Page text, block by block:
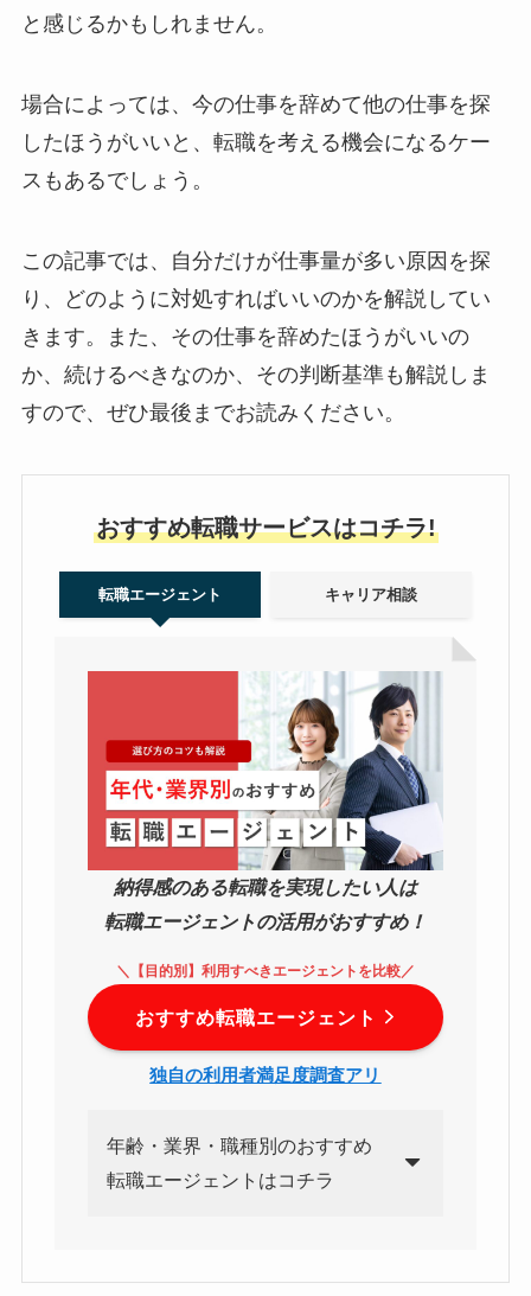
と感じるかもしれません。
場合によっては、今の仕事を辞めて他の仕事を探
したほうがいいと、転職を考える機会になるケー
スもあるでしょう。
この記事では、自分だけが仕事量が多い原因を探
り、どのように対処すればいいのかを解説してい
きます。また、その仕事を辞めたほうがいいの
か、続けるべきなのか、その判断基準も解説しま
すので、ぜひ最後までお読みください。
おすすめ転職サービスはコチラ!
転職エージェント キャリア相談
納得感のある転職を実現したい人は
転職エージェントの活用がおすすめ！
＼【目的別】利用すべきエージェントを比較／
おすすめ転職エージェント
独自の利用者満足度調査アリ
年齢・業界・職種別のおすすめ
転職エージェントはコチラ